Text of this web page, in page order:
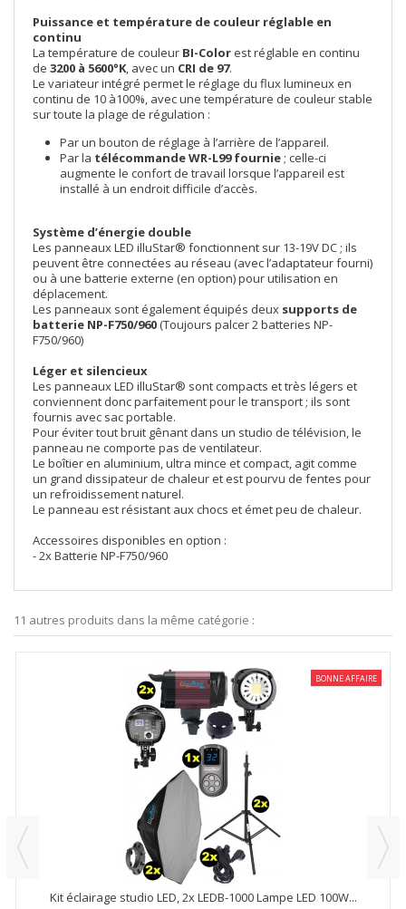
Puissance et température de couleur réglable en
continu
La température de couleur BI-Color est réglable en continu
de 3200 à 5600°K, avec un CRI de 97.
Le variateur intégré permet le réglage du flux lumineux en
continu de 10 à100%, avec une température de couleur stable
sur toute la plage de régulation :
Par un bouton de réglage à l’arrière de l’appareil.
Par la télécommande WR-L99 fournie; celle-ci
augmente le confort de travail lorsque l’appareil est
installé à un endroit difficile d’accès.
Système d’énergie double
Les panneaux LED illuStar® fonctionnent sur 13-19V DC ; ils
peuvent être connectées au réseau (avec l’adaptateur fourni)
ou à une batterie externe (en option) pour utilisation en
déplacement.
Les panneaux sont également équipés deux supports de
batterie NP-F750/960 (Toujours palcer 2 batteries NP-
F750/960)
Léger et silencieux
Les panneaux LED illuStar® sont compacts et très légers et
conviennent donc parfaitement pour le transport ; ils sont
fournis avec sac portable.
Pour éviter tout bruit gênant dans un studio de télévision, le
panneau ne comporte pas de ventilateur.
Le boîtier en aluminium, ultra mince et compact, agit comme
un grand dissipateur de chaleur et est pourvu de fentes pour
un refroidissement naturel.
Le panneau est résistant aux chocs et émet peu de chaleur.
Accessoires disponibles en option :
- 2x Batterie NP-F750/960
11 autres produits dans la même catégorie :
BONNE AFFAIRE
Kit éclairage studio LED, 2x LEDB-1000 Lampe LED 100W...